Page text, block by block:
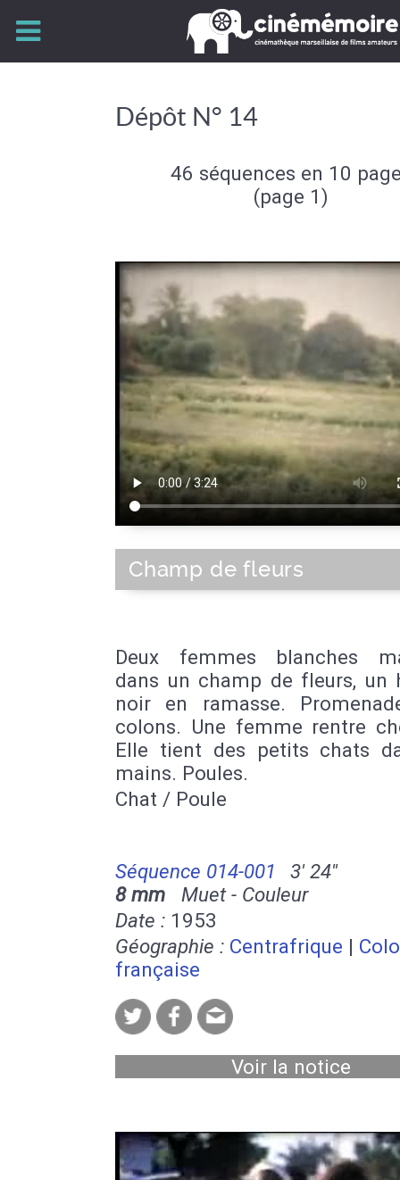
Dépôt N° 14
46 séquences en 10
(page 1)
Champ de fleurs
Deux femmes blanches
dans un champ de fleurs, un
noir en ramasse.
colons. Une femme rentre
Elle tient des petits chats
mains. Poules.
Chat / Poule
Séquence 014-001
3' 24''
8 mm Muet - Couleur
Date : 1953
Géographie : Centrafrique |
française
Voir la notice